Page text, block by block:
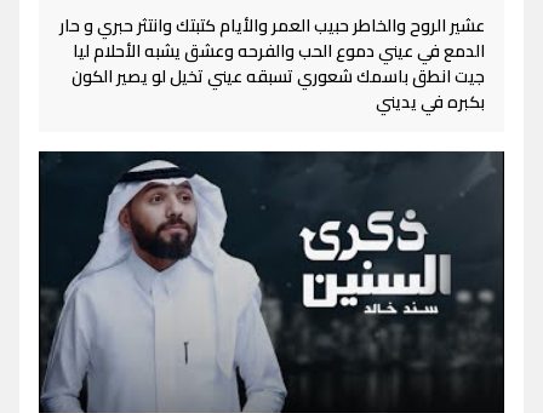
عشير الروح والخاطر حبيب العمر والأيام كتبتك وانتثر حبري و حار
الدمع في عيني دموع الحب والفرحه وعشق يشبه الأحلام ليا
جيت انطق باسمك شعوري تسبقه عيني تخيل لو يصير الكون
بكبره في يديني